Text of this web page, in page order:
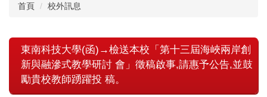
首頁 校外訊息
東南科技大學(函)→檢送本校「第十三屆海峽兩岸創
新與融滲式教學研討 會」徵稿啟事,請惠予公告,並鼓
勵貴校教師踴躍投 稿。